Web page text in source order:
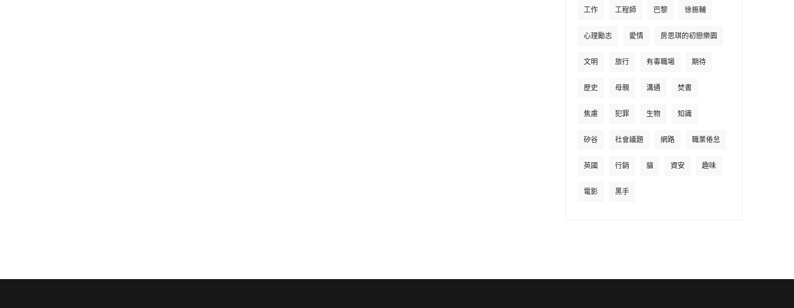
工作 工程師 巴黎 徐振輔
心理勵志 愛情 房思琪的初戀樂園
文明 旅行 有毒職場 期待
歷史 母親 溝通 焚書
焦慮 犯罪 生物 知識
矽谷 社會議題 網路 職業倦怠
英國 行銷 貓 資安 趣味
電影 黑手